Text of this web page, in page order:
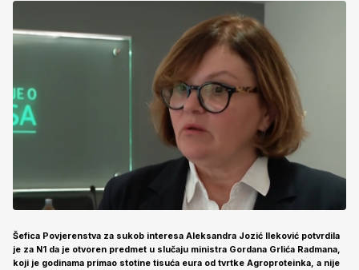
Šefica Povjerenstva za sukob interesa Aleksandra Jozić Ileković potvrdila
je za N1 da je otvoren predmet u slučaju ministra Gordana Grlića Radmana,
koji je godinama primao stotine tisuća eura od tvrtke Agroproteinka, a nije